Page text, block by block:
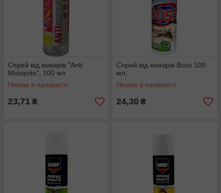
Спрей від комарів "Anti
Mosquito", 100 мл
Немає в наявності
23,71 ₴
Спрей від комарів Boss 100
мл.
Немає в наявності
24,30 ₴